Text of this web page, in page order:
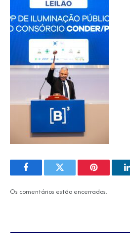
FacebookTwitter Pinterest
Os comentários estão encerrados.